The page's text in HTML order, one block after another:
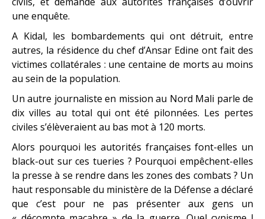
une enquête.
A Kidal, les bombardements qui ont détruit, entre
autres, la résidence du chef d’Ansar Edine ont fait des
victimes collatérales : une centaine de morts au moins
au sein de la population.
Un autre journaliste en mission au Nord Mali parle de
dix villes au total qui ont été pilonnées. Les pertes
civiles s’élèveraient au bas mot à 120 morts.
Alors pourquoi les autorités françaises font-elles un
black-out sur ces tueries ? Pourquoi empêchent-elles
la presse à se rendre dans les zones des combats ? Un
haut responsable du ministère de la Défense a déclaré
que c’est pour ne pas présenter aux gens un